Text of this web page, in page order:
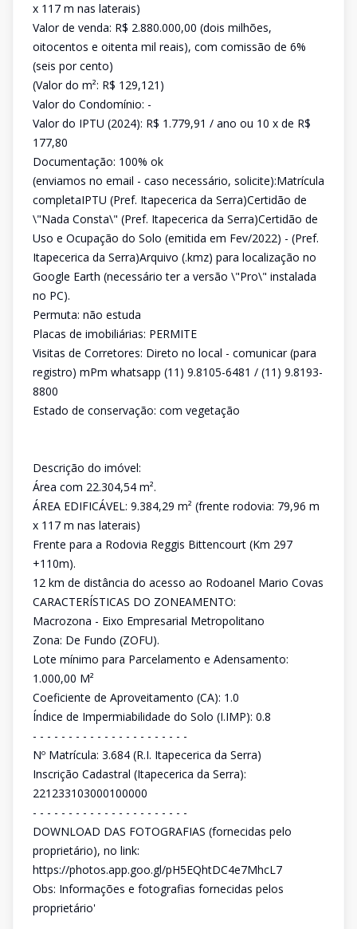
x 117 m nas laterais)
Valor de venda: R$ 2.880.000,00 (dois milhões,
oitocentos e oitenta mil reais), com comissão de 6%
(seis por cento)
(Valor do m²: R$ 129,121)
Valor do Condomínio: -
Valor do IPTU (2024): R$ 1.779,91 / ano ou 10 x de R$
177,80
Documentação: 100% ok
(enviamos no email - caso necessário, solicite):Matrícula
completaIPTU (Pref. Itapecerica da Serra)Certidão de
\"Nada Consta\" (Pref. Itapecerica da Serra)Certidão de
Uso e Ocupação do Solo (emitida em Fev/2022) - (Pref.
Itapecerica da Serra)Arquivo (.kmz) para localização no
Google Earth (necessário ter a versão \"Pro\" instalada
no PC).
Permuta: não estuda
Placas de imobiliárias: PERMITE
Visitas de Corretores: Direto no local - comunicar (para
registro) mPm whatsapp (11) 9.8105-6481 / (11) 9.8193-
8800
Estado de conservação: com vegetação
Descrição do imóvel:
Área com 22.304,54 m².
ÁREA EDIFICÁVEL: 9.384,29 m² (frente rodovia: 79,96 m
x 117 m nas laterais)
Frente para a Rodovia Reggis Bittencourt (Km 297
+110m).
12 km de distância do acesso ao Rodoanel Mario Covas
CARACTERÍSTICAS DO ZONEAMENTO:
Macrozona - Eixo Empresarial Metropolitano
Zona: De Fundo (ZOFU).
Lote mínimo para Parcelamento e Adensamento:
1.000,00 M²
Coeficiente de Aproveitamento (CA): 1.0
Índice de Impermiabilidade do Solo (I.IMP): 0.8
- - - - - - - - - - - - - - - - - - - - - -
Nº Matrícula: 3.684 (R.I. Itapecerica da Serra)
Inscrição Cadastral (Itapecerica da Serra):
221233103000100000
- - - - - - - - - - - - - - - - - - - - - -
DOWNLOAD DAS FOTOGRAFIAS (fornecidas pelo
proprietário), no link:
https://photos.app.goo.gl/pH5EQhtDC4e7MhcL7
Obs: Informações e fotografias fornecidas pelos
proprietário'